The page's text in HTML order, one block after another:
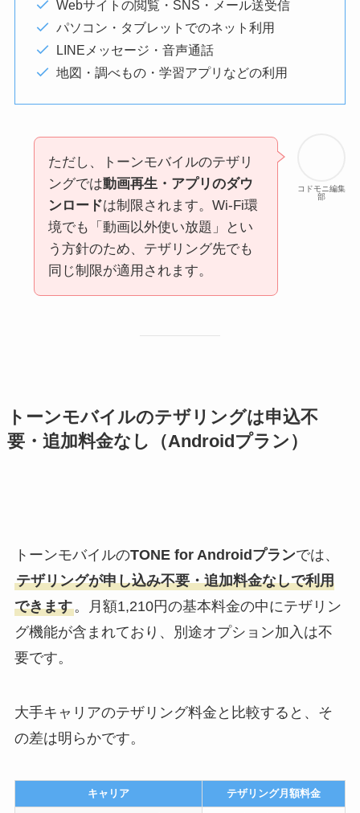
Webサイトの閲覧・SNS・メール送受信
パソコン・タブレットでのネット利用
LINEメッセージ・音声通話
地図・調べもの・学習アプリなどの利用
コドモニ編集
部
ただし、トーンモバイルのテザリ
ングでは動画再生・アプリのダウ
ンロードは制限されます。Wi-Fi環
境でも「動画以外使い放題」とい
う方針のため、テザリング先でも
同じ制限が適用されます。
トーンモバイルのテザリングは申込不
要・追加料金なし（Androidプラン）
トーンモバイルのTONE for Androidプランでは、
テザリングが申し込み不要・追加料金なしで利用
できます。月額1,210円の基本料金の中にテザリン
グ機能が含まれており、別途オプション加入は不
要です。
大手キャリアのテザリング料金と比較すると、そ
の差は明らかです。
キャリア テザリング月額料金